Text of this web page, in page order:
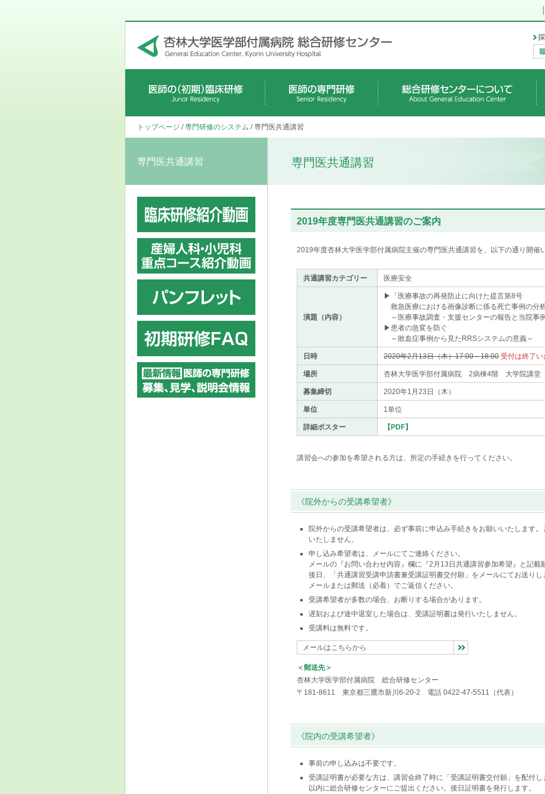
初期研修プログラム
各科のプログラム
研修医の声
募集要項
待遇
病院見学・初期研修FAQ・スケジュー
ル
各科の専門研修プログラム
募集要項・待遇
専攻医募集、病院見学、診療科
説明会
専門医共通講習
ラボラトリー］
トップページ /専門研修のシステム / 専門医共通講習
専門医共通講習
2019年度専門医共通講習のご案内
2019年度杏林大学医学部付属病院主催の専門医共通講習を、以下の通り開催
共通講習カテゴリー 医療安全
演題（内容）
▶「医療事故の再発防止に向けた提言第8号
救急医療における画像診断に係る死亡事例の分
～医療事故調査・支援センターの報告と当院事
▶患者の急変を防ぐ
～敗血症事例から見たRRSシステムの意義～
日時 2020年2月13日（木）17:00～18:00 受付は終了い
場所 杏林大学医学部付属病院 2病棟4階 大学院講堂
募集締切 2020年1月23日（木）
単位 1単位
詳細ポスター 【PDF】
講習会への参加を希望される方は、所定の手続きを行ってください。
《院外からの受講希望者》
院外からの受講希望者は、必ず事前に申込み手続きをお願いいたします
いたしません。
申し込み希望者は、メールにてご連絡ください。
メールの『お問い合わせ内容』欄に『2月13日共通講習参加希望』と記載
後日、「共通講習受講申請書兼受講証明書交付願」をメールにてお送り
メールまたは郵送（必着）でご返信ください。
受講希望者が多数の場合、お断りする場合があります。
遅刻および途中退室した場合は、受講証明書は発行いたしません。
受講料は無料です。
メールはこちらから
＜郵送先＞
杏林大学医学部付属病院 総合研修センター
〒181-8611 東京都三鷹市新川6-20-2 電話 0422-47-5511（代表）
《院内の受講希望者》
事前の申し込みは不要です。
受講証明書が必要な方は、講習会終了時に「受講証明書交付願」を配付
以内に総合研修センターにご提出ください。後日証明書を発行します。
専門医共通講習